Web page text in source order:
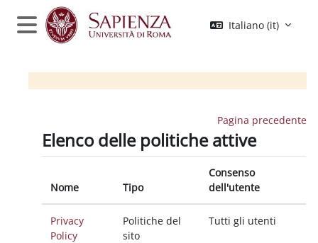
Vai al contenuto principale
Pannello laterale
Italiano ‎(it)‎
Pagina precedente
Elenco delle politiche attive
Nome Tipo
Consenso
dell'utente
Privacy
Policy
Politiche del
sito
Tutti gli utenti